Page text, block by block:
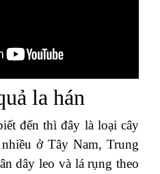
la hán
đến thì đây là loại cây
ở Tây Nam, Trung
dây leo và lá rụng theo